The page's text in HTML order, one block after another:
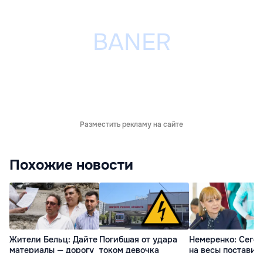
Разместить рекламу на сайте
Похожие новости
Жители Бельц: Дайте
материалы — дорогу
Погибшая от удара
током девочка
Немеренко:
на весы